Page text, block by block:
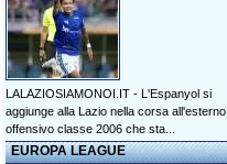
LALAZIOSIAMONOI.IT - L'Espanyol si
aggiunge alla Lazio nella corsa all'esterno
offensivo classe 2006 che sta...
EUROPA LEAGUE